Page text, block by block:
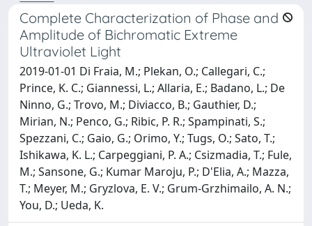
Complete Characterization of Phase and
Amplitude of Bichromatic Extreme
Ultraviolet Light
2019-01-01 Di Fraia, M.; Plekan, O.; Callegari, C.;
Prince, K. C.; Giannessi, L.; Allaria, E.; Badano, L.; De
Ninno, G.; Trovo, M.; Diviacco, B.; Gauthier, D.;
Mirian, N.; Penco, G.; Ribic, P. R.; Spampinati, S.;
Spezzani, C.; Gaio, G.; Orimo, Y.; Tugs, O.; Sato, T.;
Ishikawa, K. L.; Carpeggiani, P. A.; Csizmadia, T.; Fule,
M.; Sansone, G.; Kumar Maroju, P.; D'Elia, A.; Mazza,
T.; Meyer, M.; Gryzlova, E. V.; Grum-Grzhimailo, A. N.;
You, D.; Ueda, K.